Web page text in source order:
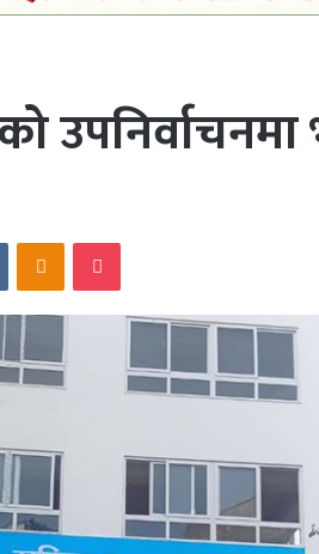
VKontakteOdnoklassniki
Pocket